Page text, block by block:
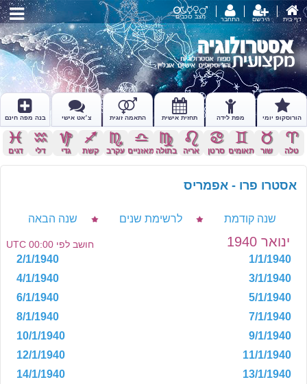
דף בית הירשם התחבר מצב כוכבים
הורוסקופ יומי מפת לידה תחזית אישית התאמה זוגית צ׳אט אישי בנה מפה חינם
a
טלה
s
שור
d
תאומים
f
סרטן
g
אריה
h
בתולה
j
מאזניים
k
עקרב
l
קשת
z
גדי
x
דלי
c
דגים
אסטרו פרו - אפמריס
שנה קודמת לרשימת שנים שנה הבאה
ינואר 1940 חושב לפי 00:00 UTC
1/1/1940
2/1/1940
3/1/1940
4/1/1940
5/1/1940
6/1/1940
7/1/1940
8/1/1940
9/1/1940
10/1/1940
11/1/1940
12/1/1940
13/1/1940
14/1/1940